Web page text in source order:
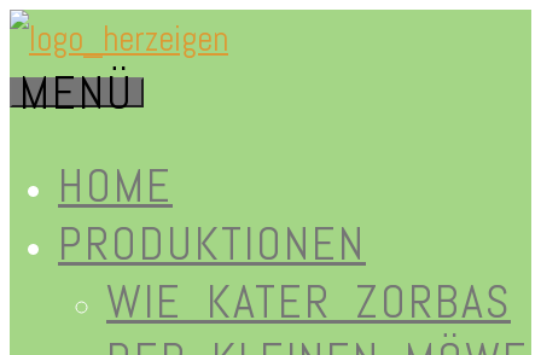
Zum
Inhalt
herz-
MENÜ
HOME
PRODUKTIONEN
WIE KATER ZORBAS